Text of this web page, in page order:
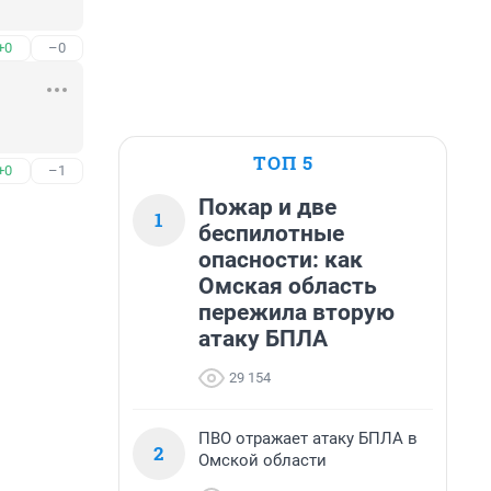
–0
–1 ТОП 5
1
Пожар и две
беспилотные
опасности: как
Омская область
пережила вторую
атаку БПЛА
29 154
2
ПВО отражает атаку БПЛА в
Омской области